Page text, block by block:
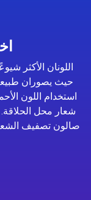
اللونان الأكثر
حيث يصوران
استخدام اللون
شعار محل
صالون تصفيف